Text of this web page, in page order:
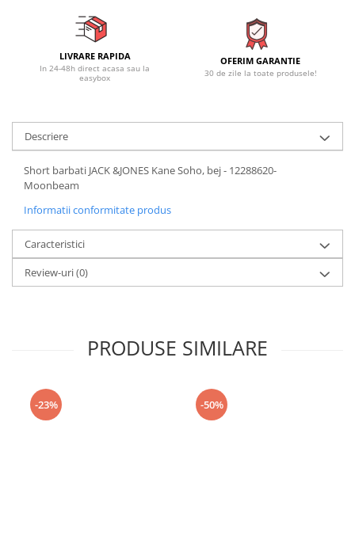
LIVRARE RAPIDA
In 24-48h direct acasa sau la
easybox
OFERIM GARANTIE
30 de zile la toate produsele!
Descriere
Short barbati JACK &JONES Kane Soho, bej - 12288620-
Moonbeam
Informatii conformitate produs
Caracteristici
Review-uri(0)
PRODUSE SIMILARE
-23% -50%